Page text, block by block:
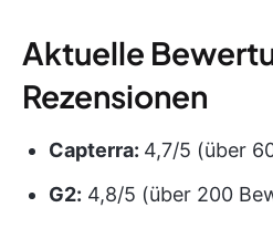
Aktuelle
Rezensionen
Capterra: 4,7/5 (über
G2: 4,8/5 (über 200